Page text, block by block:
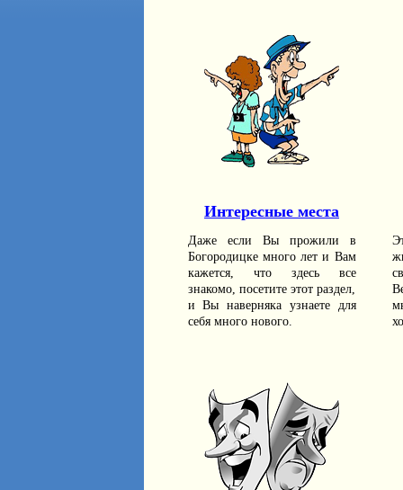
Интересные места
Даже если Вы прожили в
Богородицке много лет и Вам
кажется, что здесь все
знакомо, посетите этот раздел,
и Вы наверняка узнаете для
себя много нового.